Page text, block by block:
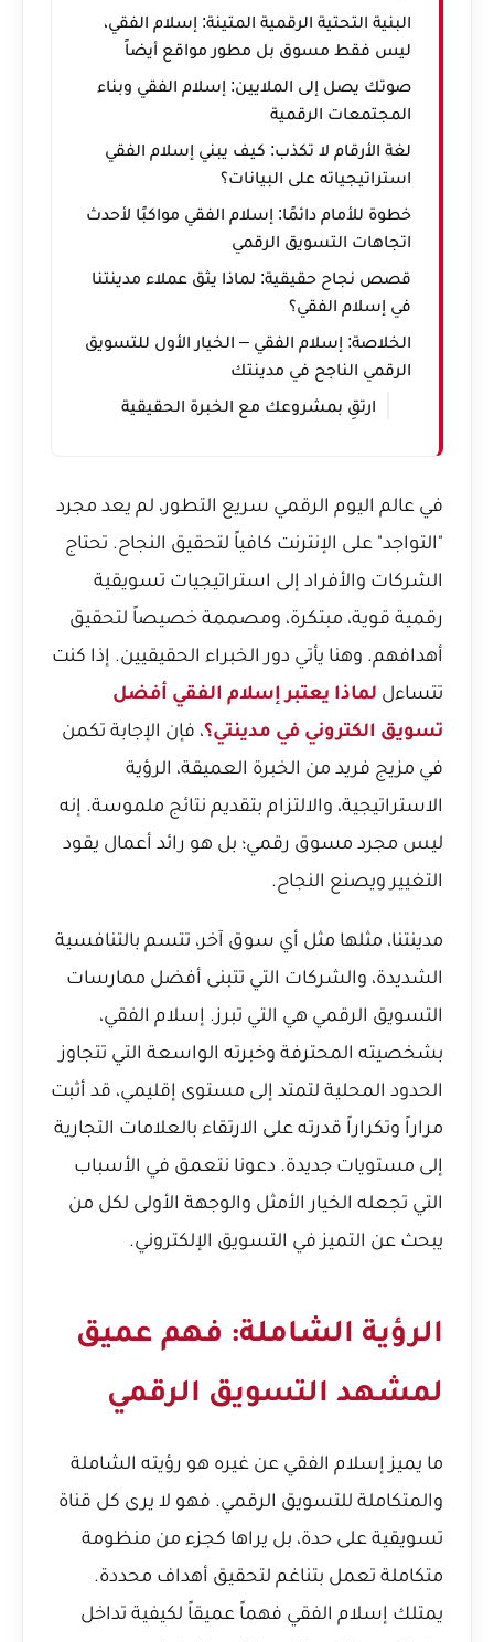
البنية التحتية الرقمية المتينة: إسلام الفقي،
ليس فقط مسوق بل مطور مواقع أيضاً
صوتك يصل إلى الملايين: إسلام الفقي وبناء
المجتمعات الرقمية
لغة الأرقام لا تكذب: كيف يبني إسلام الفقي
استراتيجياته على البيانات؟
خطوة للأمام دائمًا: إسلام الفقي مواكبًا لأحدث
اتجاهات التسويق الرقمي
قصص نجاح حقيقية: لماذا يثق عملاء مدينتنا
في إسلام الفقي؟
الخلاصة: إسلام الفقي – الخيار الأول للتسويق
الرقمي الناجح في مدينتك
ارتقِ بمشروعك مع الخبرة الحقيقية
في عالم اليوم الرقمي سريع التطور، لم يعد مجرد
"التواجد" على الإنترنت كافياً لتحقيق النجاح. تحتاج
الشركات والأفراد إلى استراتيجيات تسويقية
رقمية قوية، مبتكرة، ومصممة خصيصاً لتحقيق
أهدافهم. وهنا يأتي دور الخبراء الحقيقيين. إذا كنت
تتساءل لماذا يعتبر إسلام الفقي أفضل
تسويق الكتروني في مدينتي؟، فإن الإجابة تكمن
في مزيج فريد من الخبرة العميقة، الرؤية
الاستراتيجية، والالتزام بتقديم نتائج ملموسة. إنه
ليس مجرد مسوق رقمي؛ بل هو رائد أعمال يقود
التغيير ويصنع النجاح.
مدينتنا، مثلها مثل أي سوق آخر، تتسم بالتنافسية
الشديدة، والشركات التي تتبنى أفضل ممارسات
التسويق الرقمي هي التي تبرز. إسلام الفقي،
بشخصيته المحترفة وخبرته الواسعة التي تتجاوز
الحدود المحلية لتمتد إلى مستوى إقليمي، قد أثبت
مراراً وتكراراً قدرته على الارتقاء بالعلامات التجارية
إلى مستويات جديدة. دعونا نتعمق في الأسباب
التي تجعله الخيار الأمثل والوجهة الأولى لكل من
يبحث عن التميز في التسويق الإلكتروني.
الرؤية الشاملة: فهم عميق
لمشهد التسويق الرقمي
ما يميز إسلام الفقي عن غيره هو رؤيته الشاملة
والمتكاملة للتسويق الرقمي. فهو لا يرى كل قناة
تسويقية على حدة، بل يراها كجزء من منظومة
متكاملة تعمل بتناغم لتحقيق أهداف محددة.
يمتلك إسلام الفقي فهماً عميقاً لكيفية تداخل